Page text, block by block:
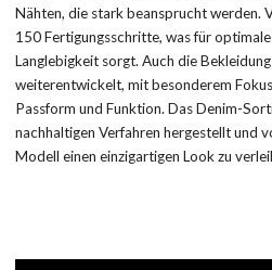
Nähten, die stark beansprucht werden.
150 Fertigungsschritte, was für
Langlebigkeit sorgt. Auch die
weiterentwickelt, mit besonderem
Passform und Funktion. Das Denim-
nachhaltigen Verfahren hergestellt und
Modell einen einzigartigen Look zu